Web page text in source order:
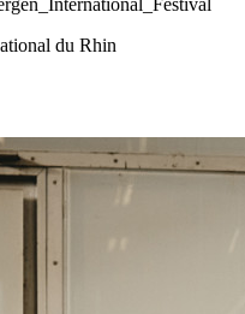
du Rhin